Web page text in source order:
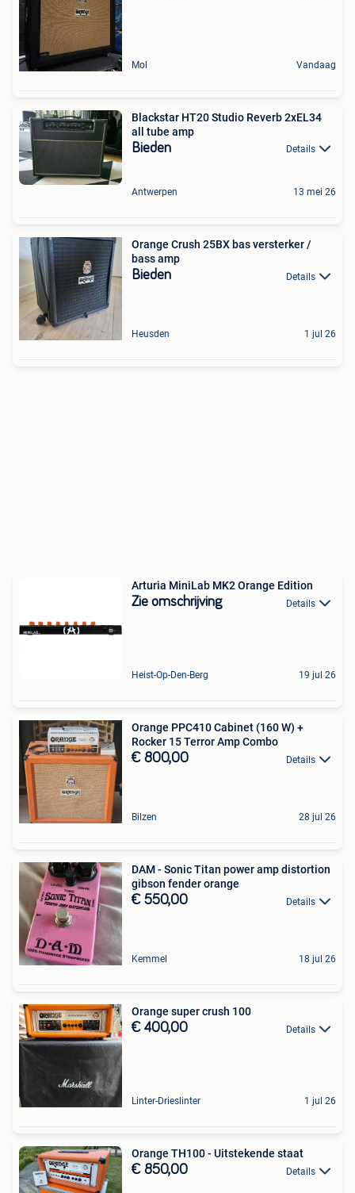
Mol Vandaag
Blackstar HT20 Studio Reverb 2xEL34
all tube amp
Bieden Details
Antwerpen 13 mei 26
Orange Crush 25BX bas versterker /
bass amp
Bieden Details
Heusden 1 jul 26
Arturia MiniLab MK2 Orange Edition
Zie omschrijving Details
Heist-Op-Den-Berg 19 jul 26
Orange PPC410 Cabinet (160 W) +
Rocker 15 Terror Amp Combo
€ 800,00 Details
Bilzen 28 jul 26
DAM - Sonic Titan power amp distortion
gibson fender orange
€ 550,00 Details
Kemmel 18 jul 26
Orange super crush 100
€ 400,00 Details
Linter-Drieslinter 1 jul 26
Orange TH100 - Uitstekende staat
€ 850,00 Details